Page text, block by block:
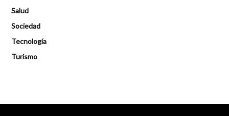
Salud
Sociedad
Tecnología
Turismo